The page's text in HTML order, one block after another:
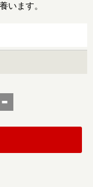
います。
-